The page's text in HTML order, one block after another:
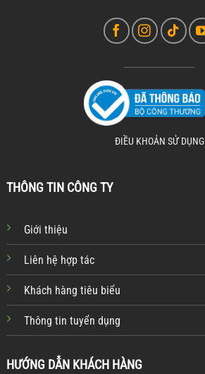
ĐIỀU KHOẢN SỬ DỤNG
THÔNG TIN CÔNG TY
Giới thiệu
Liên hệ hợp tác
Khách hàng tiêu biểu
Thông tin tuyển dụng
HƯỚNG DẪN KHÁCH HÀNG